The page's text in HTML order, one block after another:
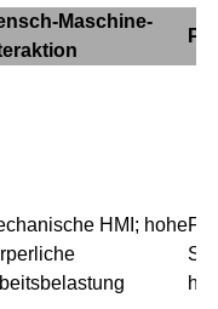
Maschine-
HMI; hohe